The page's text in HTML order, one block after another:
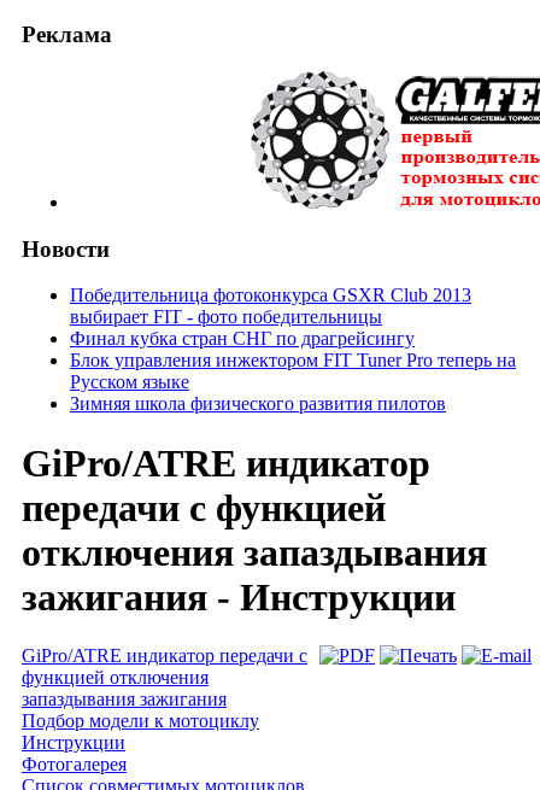
Реклама
Новости
Победительница фотоконкурса GSXR Club 2013
выбирает FIT - фото победительницы
Финал кубка стран СНГ по драгрейсингу
Блок управления инжектором FIT Tuner Pro теперь на
Русском языке
Зимняя школа физического развития пилотов
GiPro/ATRE индикатор
передачи с функцией
отключения запаздывания
зажигания - Инструкции
GiPro/ATRE индикатор передачи с
функцией отключения
запаздывания зажигания
Подбор модели к мотоциклу
Инструкции
Фотогалерея